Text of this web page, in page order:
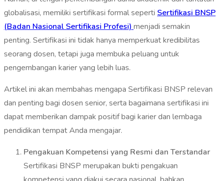
globalisasi, memiliki sertifikasi formal seperti Sertifikasi BNSP
(Badan Nasional Sertifikasi Profesi) menjadi semakin
penting. Sertifikasi ini tidak hanya memperkuat kredibilitas
seorang dosen, tetapi juga membuka peluang untuk
pengembangan karier yang lebih luas.
Artikel ini akan membahas mengapa Sertifikasi BNSP relevan
dan penting bagi dosen senior, serta bagaimana sertifikasi ini
dapat memberikan dampak positif bagi karier dan lembaga
pendidikan tempat Anda mengajar.
Pengakuan Kompetensi yang Resmi dan Terstandar
Sertifikasi BNSP merupakan bukti pengakuan